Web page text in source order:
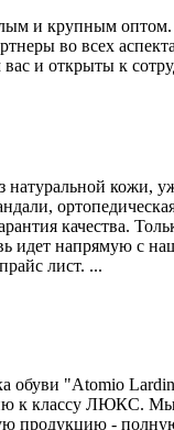
и крупным оптом.
во всех
и открыты к
кожи,
качества.
идет напрямую с
лист. ...
обуви "Atomio
к классу ЛЮКС. Мы
продукцию -